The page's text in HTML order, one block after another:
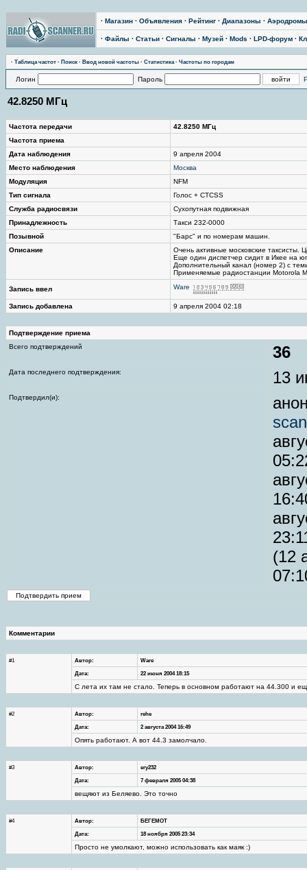
· Магазин · Объявления · Рейтинг · Диапазоны · Аэродромы
· Файлы · Статьи · Сигналы · Музей · Mods · LPD-форум ·
· Таблица частот · Поиск · Ввод новой частоты · Статистика· Частоты по городам
Логин Пароль
42.8250 МГц
Частота передачи
42.8250 МГц
Частота приема
Дата наблюдения
9 апреля 2004
Место наблюдения
Москва
Модуляция
NFM
Тип сигнала
Голос + CTCSS
Служба радиосвязи
Сухопутная подвижная
Принадлежность
Такси 232-0000
Позывной
"Барс" и по номерам машин.
Описание
Очень активные московские таксисты.
Еще один диспетчер сидит в Икее на
Дополнительный канал (номер 2) с
Применяемые радиостанции Motorola
Запись ввел Ware
Запись добавлена 9 апреля 2004 02:18
Подтверждение приема
Всего подтверждений
36
Дата последнего подтверждения: 13
Подтвердил(и):
(12
Комментарии
#1 Автор:
Ware
Дата:
22 июня 2004 18:15
С лета их там не стало. Теперь в основном работают на 44.300 и
#2 Автор:
rehe
Дата:
2 августа 2004 16:49
Опять работают. А вот 44.3 замолчало.
#3 Автор:
ery232
Дата:
7 февраля 2005 04:38
вещяют из Беляево. Это точно
#4 Автор:
БЕГЕМОТ
Дата:
18 ноября 2005 23:34
Просто не умолкают, можно использовать как маяк :)